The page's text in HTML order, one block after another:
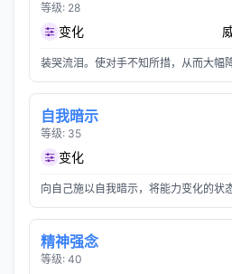
等级: 28
变化
装哭流泪。使对手不知所措，从而大幅
自我暗示
等级: 35
变化
向自己施以自我暗示，将能力变化的状
精神强念
等级: 40